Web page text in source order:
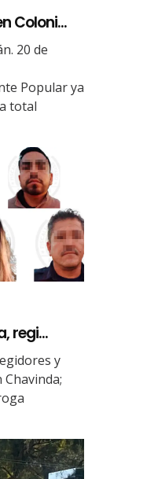
Coloni...
20 de
Popular ya
total
regi...
y